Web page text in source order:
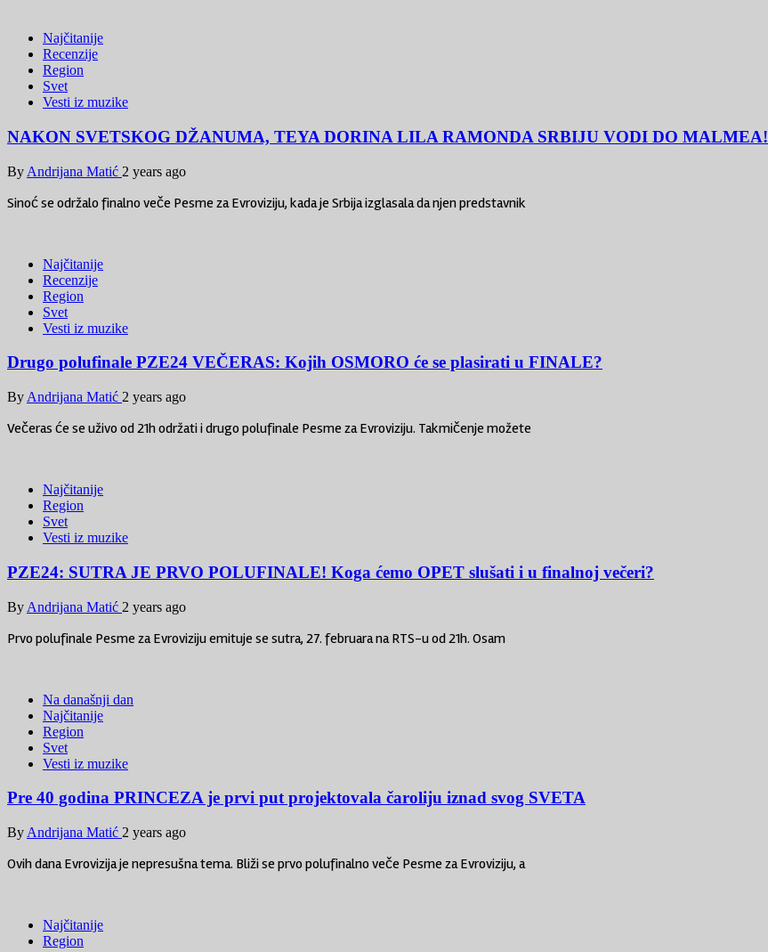
Najčitanije
Recenzije
Region
Svet
Vesti iz muzike
NAKON SVETSKOG DŽANUMA, TEYA DORINA LILA RAMONDA SRBIJU VODI DO MALMEA!
By Andrijana Matić 2 years ago
Sinoć se održalo finalno veče Pesme za Evroviziju, kada je Srbija izglasala da njen predstavnik
Najčitanije
Recenzije
Region
Svet
Vesti iz muzike
Drugo polufinale PZE24 VEČERAS: Kojih OSMORO će se plasirati u FINALE?
By Andrijana Matić 2 years ago
Večeras će se uživo od 21h održati i drugo polufinale Pesme za Evroviziju. Takmičenje možete
Najčitanije
Region
Svet
Vesti iz muzike
PZE24: SUTRA JE PRVO POLUFINALE! Koga ćemo OPET slušati i u finalnoj večeri?
By Andrijana Matić 2 years ago
Prvo polufinale Pesme za Evroviziju emituje se sutra, 27. februara na RTS-u od 21h. Osam
Na današnji dan
Najčitanije
Region
Svet
Vesti iz muzike
Pre 40 godina PRINCEZA je prvi put projektovala čaroliju iznad svog SVETA
By Andrijana Matić 2 years ago
Ovih dana Evrovizija je nepresušna tema. Bliži se prvo polufinalno veče Pesme za Evroviziju, a
Najčitanije
Region